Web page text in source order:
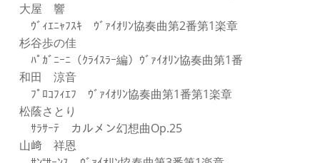
大屋 響
ｳﾞｨｴﾆｬﾌｽｷ ｳﾞｧｲｵﾘﾝ協奏曲第2番第1楽章
杉谷歩の佳
ﾊﾟｶﾞﾆｰﾆ（ｸﾗｲｽﾗｰ編）ｳﾞｧｲｵﾘﾝ協奏曲第1番
和田 涼音
ﾌﾟﾛｺﾌｨｴﾌ ｳﾞｧｲｵﾘﾝ協奏曲第1番第1楽章
松蔭さとり
ｻﾗｻｰﾃ カルメン幻想曲Op.25
山﨑 祥恩